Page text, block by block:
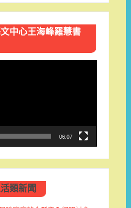
中心王海峰羅慧書
06:07
類新聞